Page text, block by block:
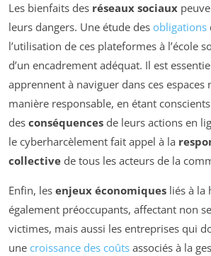
Les bienfaits des réseaux sociaux
leurs dangers. Une étude des obligations
l’utilisation de ces plateformes à l’école
d’un encadrement adéquat. Il est
apprennent à naviguer dans ces espaces
manière responsable, en étant
des conséquences de leurs actions en
le cyberharcèlement fait appel à la
collective de tous les acteurs de la
Enfin, les enjeux économiques liés à la
également préoccupants, affectant non
victimes, mais aussi les entreprises qui
une croissance des coûts associés à la